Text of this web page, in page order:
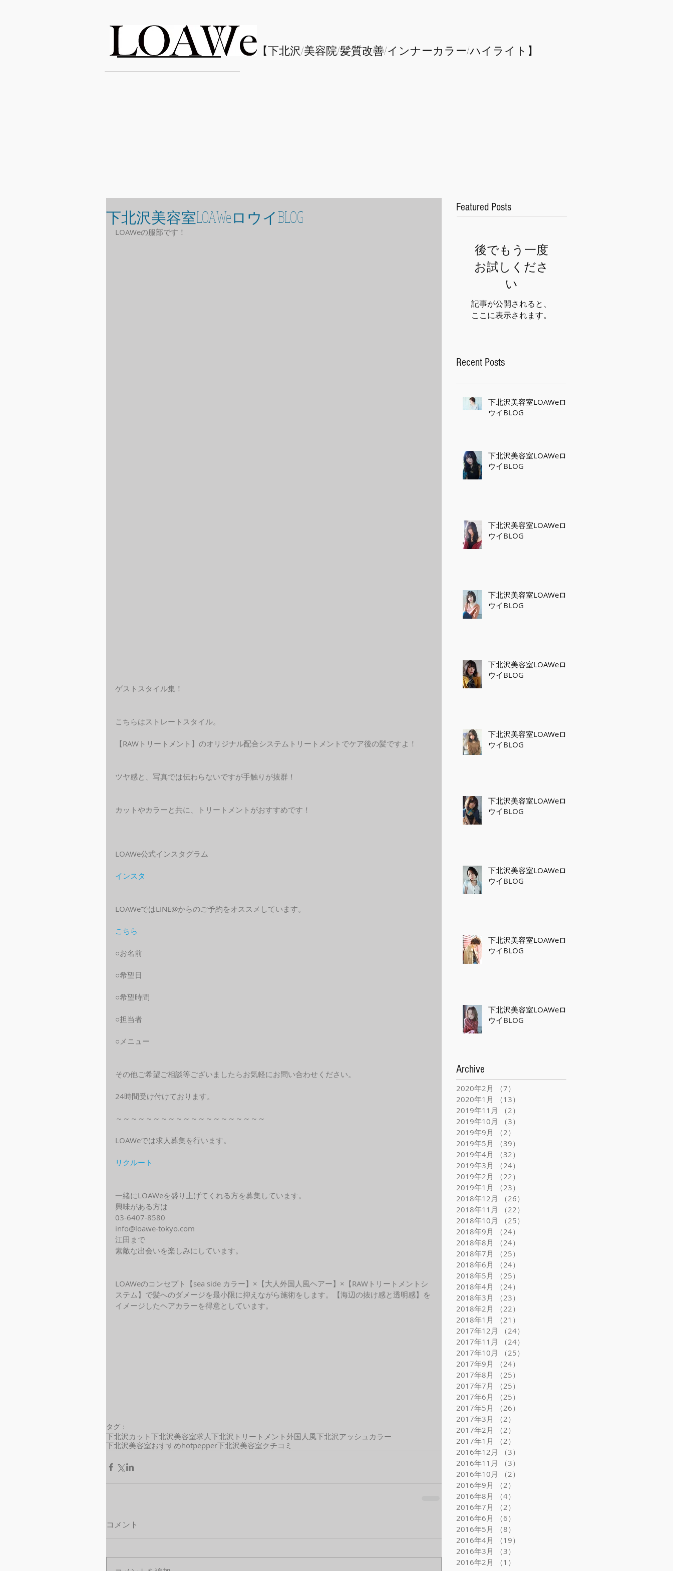
LOAWe ​【下北沢/美容院/髪質改善/インナーカラー/​ハイライト】
下北沢美容室LOAWeロウイBLOG
LOAWeの服部です！
ゲストスタイル集！
こちらはストレートスタイル。
【RAWトリートメント】のオリジナル配合システムトリートメントでケア後の髪ですよ！
ツヤ感と、写真では伝わらないですが手触りが抜群！
カットやカラーと共に、トリートメントがおすすめです！
LOAWe公式インスタグラム
インスタ
LOAWeではLINE@からのご予約をオススメしています。
こちら
○お名前
○希望日
○希望時間
○担当者
○メニュー
その他ご希望ご相談等ございましたらお気軽にお問い合わせください。
24時間受け付けております。
～～～～～～～～～～～～～～～～～～～～
LOAWeでは求人募集を行います。
リクルート
一緒にLOAWeを盛り上げてくれる方を募集しています。
興味がある方は
03-6407-8580
info@loawe-tokyo.com
江田まで
素敵な出会いを楽しみにしています。
LOAWeのコンセプト【sea side カラー】×【大人外国人風ヘアー】×【RAWトリートメントシ
ステム】で髪へのダメージを最小限に抑えながら施術をします。【海辺の抜け感と透明感】を
イメージしたヘアカラーを得意としています。
タグ：
下北沢カット 下北沢美容室求人下北沢トリートメント 外国人風下北沢アッシュカラー
下北沢美容室おすすめhotpepper下北沢美容室クチコミ
コメント
Featured Posts
後でもう一度
お試しくださ
い
記事が公開されると、
ここに表示されます。
Recent Posts
下北沢美容室LOAWeロ
ウイBLOG
下北沢美容室LOAWeロ
ウイBLOG
下北沢美容室LOAWeロ
ウイBLOG
下北沢美容室LOAWeロ
ウイBLOG
下北沢美容室LOAWeロ
ウイBLOG
下北沢美容室LOAWeロ
ウイBLOG
下北沢美容室LOAWeロ
ウイBLOG
下北沢美容室LOAWeロ
ウイBLOG
下北沢美容室LOAWeロ
ウイBLOG
下北沢美容室LOAWeロ
ウイBLOG
Archive
2020年2月 （7）
2020年1月
（13）
2019年11月
（2）
2019年10月
（3）
2019年9月
（2）
2019年5月
（39）
2019年4月
（32）
2019年3月
（24）
2019年2月
（22）
2019年1月
（23）
2018年12月
（26）
2018年11月
（22）
2018年10月
（25）
2018年9月
（24）
2018年8月
（24）
2018年7月
（25）
2018年6月
（24）
2018年5月
（25）
2018年4月
（24）
2018年3月
（23）
2018年2月
（22）
2018年1月
（21）
2017年12月
（24）
2017年11月
（24）
2017年10月
（25）
2017年9月
（24）
2017年8月
（25）
2017年7月
（25）
2017年6月
（25）
2017年5月
（26）
2017年3月
（2）
2017年2月
（2）
2017年1月
（2）
2016年12月
（3）
2016年11月
（3）
2016年10月
（2）
2016年9月
（2）
2016年8月
（4）
2016年7月
（2）
2016年6月
（6）
2016年5月
（8）
2016年4月
（19）
2016年3月
（3）
2016年2月
（1）